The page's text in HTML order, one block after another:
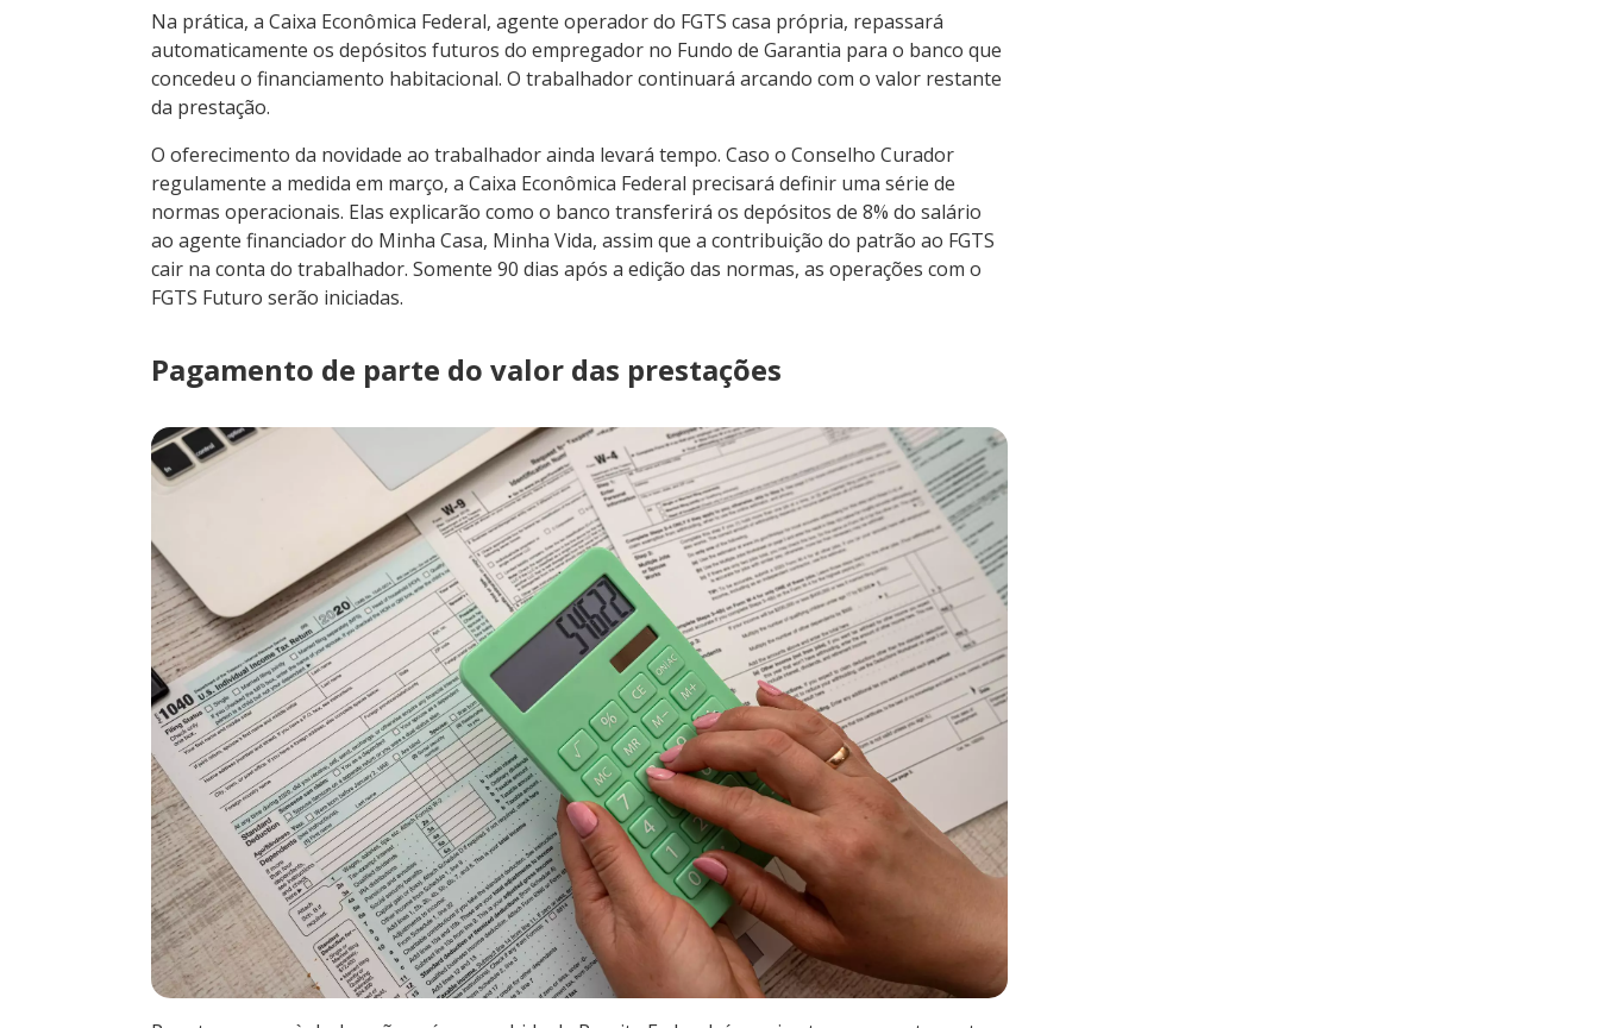
Na prática, a Caixa Econômica Federal, agente operador do FGTS casa própria, repassará
automaticamente os depósitos futuros do empregador no Fundo de Garantia para o banco que
concedeu o financiamento habitacional. O trabalhador continuará arcando com o valor restante
da prestação.
O oferecimento da novidade ao trabalhador ainda levará tempo. Caso o Conselho Curador
regulamente a medida em março, a Caixa Econômica Federal precisará definir uma série de
normas operacionais. Elas explicarão como o banco transferirá os depósitos de 8% do salário
ao agente financiador do Minha Casa, Minha Vida, assim que a contribuição do patrão ao FGTS
cair na conta do trabalhador. Somente 90 dias após a edição das normas, as operações com o
FGTS Futuro serão iniciadas.
Pagamento de parte do valor das prestações